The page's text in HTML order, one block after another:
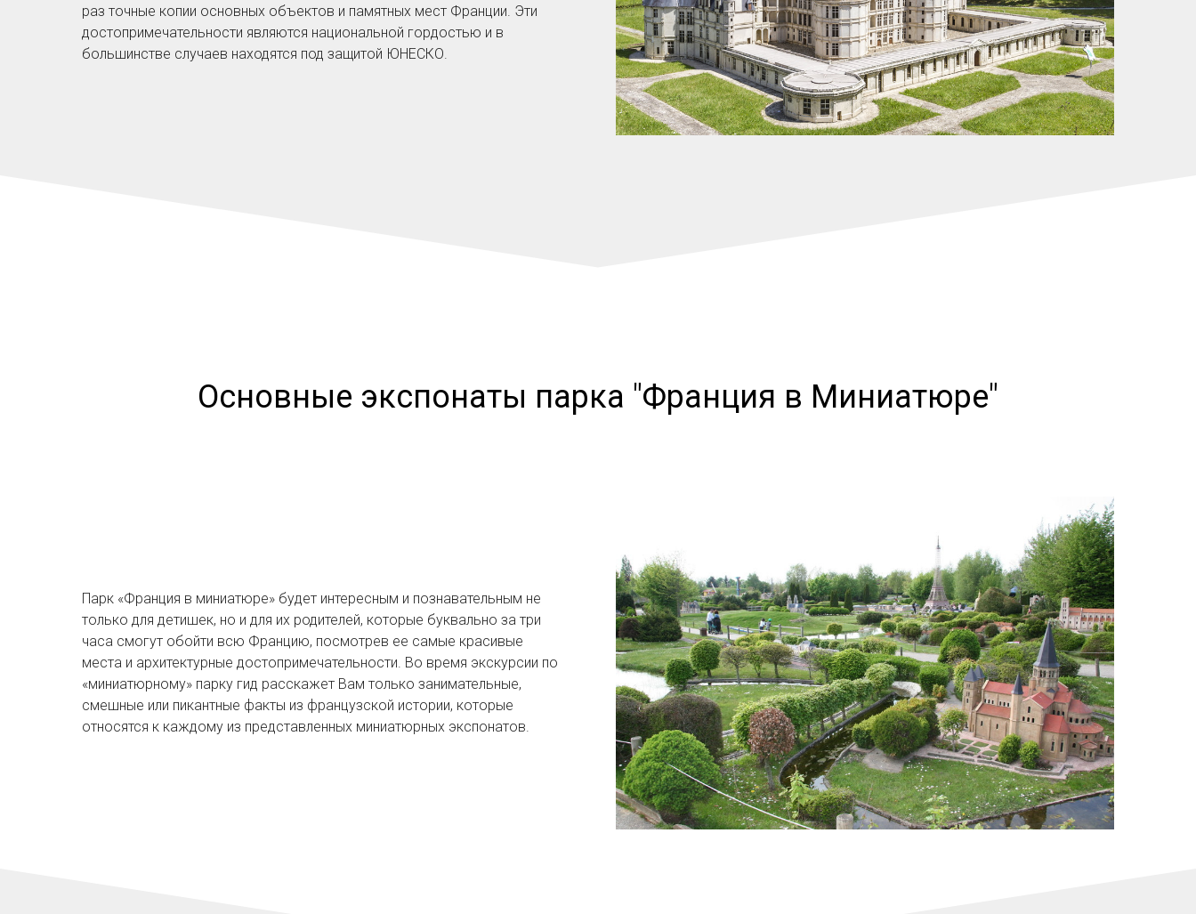
раз точные копии основных объектов и памятных мест Франции. Эти
достопримечательности являются национальной гордостью и в
большинстве случаев находятся под защитой ЮНЕСКО.
Основные экспонаты парка "Франция в Миниатюре"
Парк «Франция в миниатюре» будет интересным и познавательным не
только для детишек, но и для их родителей, которые буквально за три
часа смогут обойти всю Францию, посмотрев ее самые красивые
места и архитектурные достопримечательности. Во время экскурсии по
«миниатюрному» парку гид расскажет Вам только занимательные,
смешные или пикантные факты из французской истории, которые
относятся к каждому из представленных миниатюрных экспонатов.